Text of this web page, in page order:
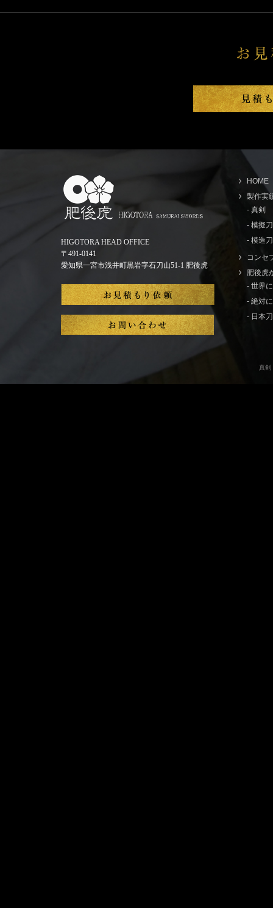
HIGOTORA HEAD OFFICE
〒491-0141
愛知県一宮市浅井町黒岩字石刀山51-1 肥後虎
HOME
製作実
- 真剣
- 模擬
- 模造刀
コンセ
肥後虎
- 世界
- 絶対
- 日本
真